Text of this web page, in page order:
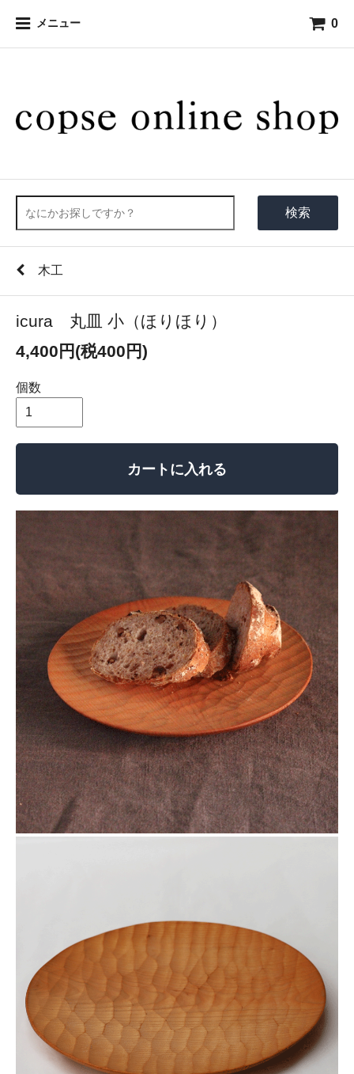
メニュー 0
検索
木工
icura 丸皿 小（ほりほり）
4,400円(税400円)
個数
カートに入れる